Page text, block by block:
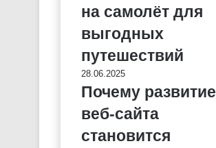
на самолёт для
выгодных
путешествий
28.06.2025
Почему развитие
веб-сайта
становится